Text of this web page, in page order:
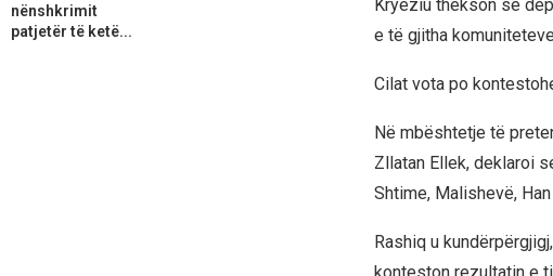
Kryeziu thekson se
e të gjitha
Cilat vota po
Në mbështetje të
Zllatan Ellek, deklaroi
Shtime, Malishevë,
Rashiq u
nënshkrimit
patjetër të ketë...